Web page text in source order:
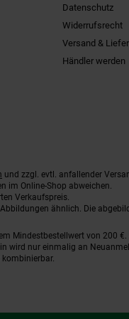
Datenschutz
Widerrufsrecht
Versand &
Händler werden
und zzgl. evtl. anfallender
im Online-Shop abweichen.
Verkaufspreis.
ähnlich. Die
Mindestbestellwert von 200
wird nur einmalig an